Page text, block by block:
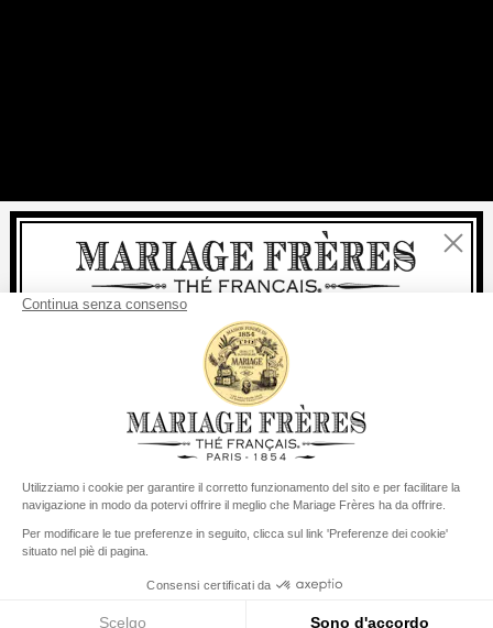
Conto
Chiudi
Benvenuti
Per ogni acquisto, laconsegna
da 60 € in Francia Metropolitana
per il resto del mondo
Il suo paese di consegna è definito suStati Uniti
Cambiare il paese/la regione